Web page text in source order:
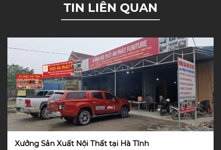
TIN LIÊN QUAN
Xưởng Sản Xuất Nội Thất tại Hà Tĩnh